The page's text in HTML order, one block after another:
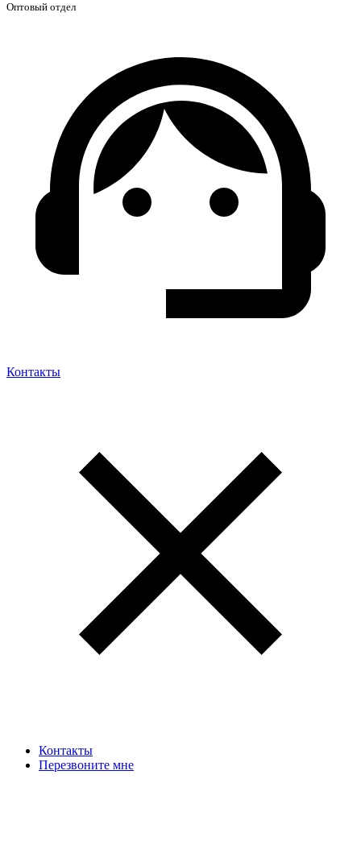
Оптовый отдел
Контакты
Контакты
Перезвоните мне